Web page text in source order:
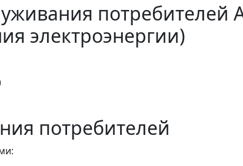
потребителей
электроэнергии)
потребителей